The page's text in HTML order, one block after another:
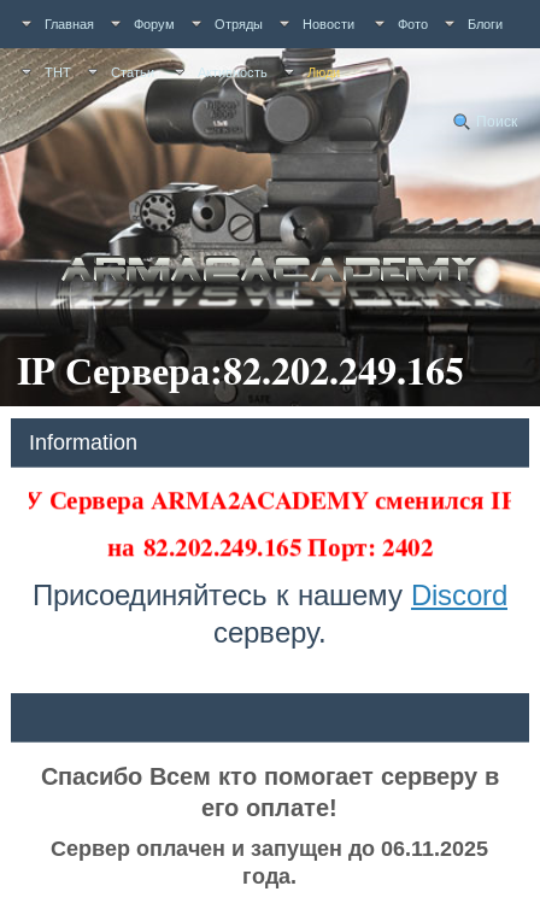
Главная Форум Отряды Новости Фото Блоги
ТНТ Статьи Активность Люди
Поиск
IP Сервера:82.202.249.165
Information
У Сервера ARMA2ACADEMY сменился IP
на82.202.249.165 Порт: 2402
Присоединяйтесь к нашему Discord
серверу.
Спасибо Всем кто помогает серверу в
его оплате!
Сервер оплачен и запущен до 06.11.2025
года.